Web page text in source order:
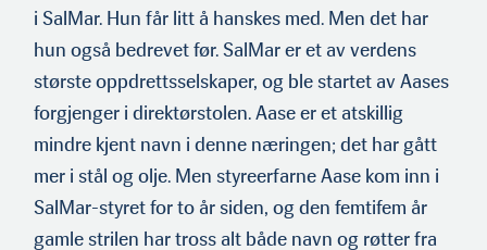
i SalMar. Hun får litt å hanskes med. Men det har
hun også bedrevet før. SalMar er et av verdens
største oppdrettsselskaper, og ble startet av Aases
forgjenger i direktørstolen. Aase er et atskillig
mindre kjent navn i denne næringen; det har gått
mer i stål og olje. Men styreerfarne Aase kom inn i
SalMar-styret for to år siden, og den femtifem år
gamle strilen har tross alt både navn og røtter fra